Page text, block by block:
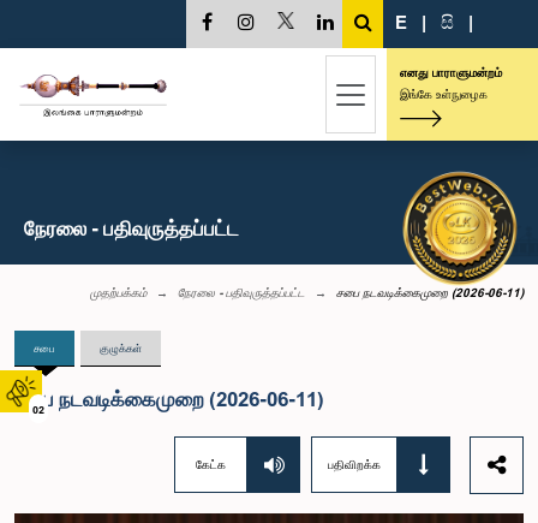
02
E | සි |
எனது பாராளுமன்றம்
இங்கே உள்நுழைக
நேரலை - பதிவுருத்தப்பட்ட
முதற்பக்கம் நேரலை - பதிவுருத்தப்பட்ட சபை நடவடிக்கைமுறை (2026-06-11)
சபை குழுக்கள்
சபை நடவடிக்கைமுறை (2026-06-11)
கேட்க பதிவிறக்க